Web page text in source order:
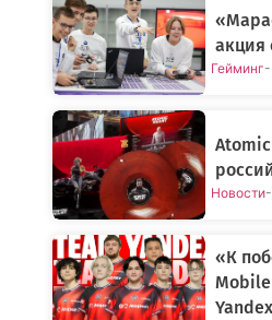
акция
Гейминг
Новости
«К
Mobile
Yandex